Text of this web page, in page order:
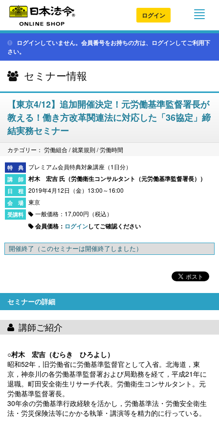
ログイン
ログインしていません。会員番号をお持ちの方は、ログインしてご利用下
さい。
セミナー情報
【東京4/12】追加開催決定！元労働基準監督署長が
教える！働き方改革関連法に対応した「36協定」締
結実務セミナー
カテゴリー： 労働組合 / 就業規則 / 労働時間
プレミアム会員特典対象講座（1日分）
村木 宏吉 氏（労働衛生コンサルタント（元労働基準監督署長） ）
2019年4月12日（金）13:00～16:00
東京
一般価格：17,000円（税込）
会員価格： ログインしてご確認ください
開催終了 （このセミナーは開催終了しました）
セミナーの詳細
講師ご紹介
○村木 宏吉（むらき ひろよし）
昭和52年，旧労働省に労働基準監督官として入省。北海道，東
京，神奈川の各労働基準監督署および局勤務を経て，平成21年に
退職。町田安全衛生リサーチ代表。労働衛生コンサルタント。元
労働基準監督署長。
30年余の労働基準行政経験を活かし，労働基準法・労働安全衛生
法・労災保険法等にかかる執筆・講演等を精力的に行っている。